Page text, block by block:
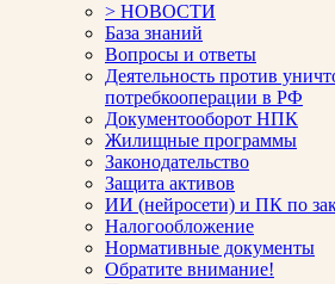
> НОВОСТИ
База знаний
Вопросы и ответы
Деятельность против
потребкооперации в РФ
Документооборот НПК
Жилищные программы
Законодательство
Защита активов
ИИ (нейросети) и ПК по
Налогообложение
Нормативные документы
Обратите внимание!